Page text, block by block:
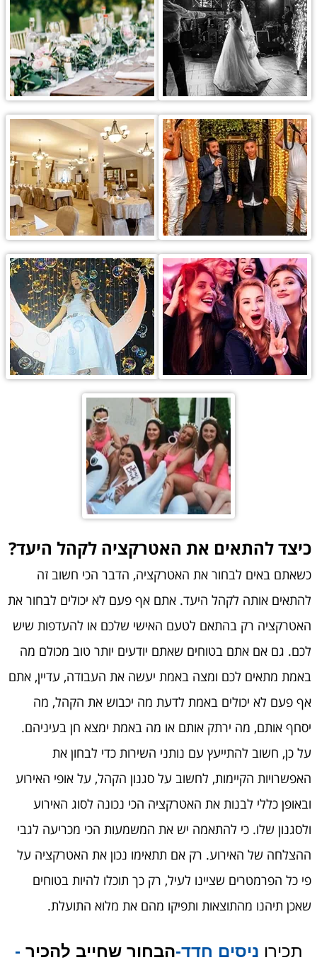
כיצד להתאים את האטרקציה לקהל היעד?
כשאתם באים לבחור את האטרקציה, הדבר הכי חשוב זה
להתאים אותה לקהל היעד. אתם אף פעם לא יכולים לבחור את
האטרקציה רק בהתאם לטעם האישי שלכם או להעדפות שיש
לכם. גם אם אתם בטוחים שאתם יודעים יותר טוב מכולם מה
באמת מתאים לכם ומצה באמת יעשה את העבודה, עדיין, אתם
אף פעם לא יכולים באמת לדעת מה יכבוש את הקהל, מה
יסחף אותם, מה ירתק אותם או מה באמת ימצא חן בעיניהם.
על כן, חשוב להתייעץ עם נותני השירות כדי לבחון את
האפשרויות הקיימות, לחשוב על סגנון הקהל, על אופי האירוע
ובאופן כללי לבנות את האטרקציה הכי נכונה לסוג האירוע
ולסגנון שלו. כי להתאמה יש את המשמעות הכי מכריעה לגבי
ההצלחה של האירוע. רק אם תתאימו נכון את האטרקציה על
פי כל הפרמטרים שציינו לעיל, רק כך תוכלו להיות בטוחים
שאכן תיהנו מהתוצאות ותפיקו מהם את מלוא התועלת.
תכירו ניסים חדד-הבחור שחייב להכיר -